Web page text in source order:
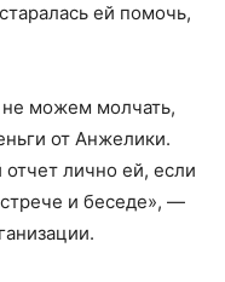
ей помочь,
можем молчать,
от Анжелики.
лично ей, если
и беседе», —